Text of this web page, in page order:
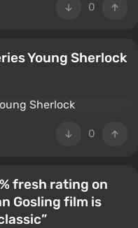
0
Young Sherlock
0
fresh rating on
Gosling film is